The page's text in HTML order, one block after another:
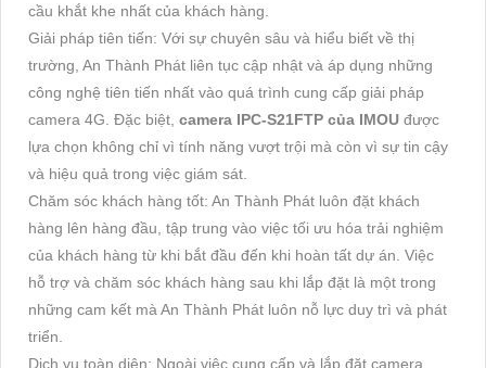
cầu khắt khe nhất của khách hàng.
Giải pháp tiên tiến: Với sự chuyên sâu và hiểu biết về thị
trường, An Thành Phát liên tục cập nhật và áp dụng những
công nghệ tiên tiến nhất vào quá trình cung cấp giải pháp
camera 4G. Đặc biệt, camera IPC-S21FTP của IMOU được
lựa chọn không chỉ vì tính năng vượt trội mà còn vì sự tin cậy
và hiệu quả trong việc giám sát.
Chăm sóc khách hàng tốt: An Thành Phát luôn đặt khách
hàng lên hàng đầu, tập trung vào việc tối ưu hóa trải nghiệm
của khách hàng từ khi bắt đầu đến khi hoàn tất dự án. Việc
hỗ trợ và chăm sóc khách hàng sau khi lắp đặt là một trong
những cam kết mà An Thành Phát luôn nỗ lực duy trì và phát
triển.
Dịch vụ toàn diện: Ngoài việc cung cấp và lắp đặt camera,